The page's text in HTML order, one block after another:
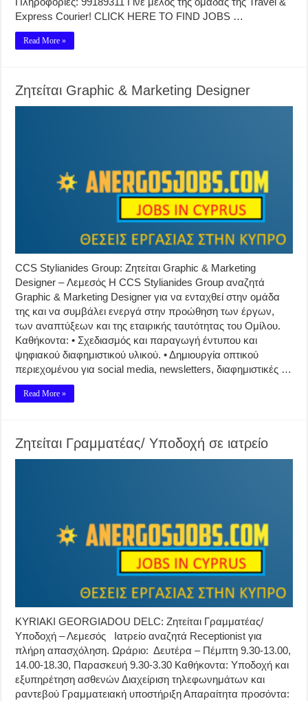
Express Courier! CLICK HERE TO FIND JOBS …
Read More »
Ζητείται Graphic & Marketing Designer
CCS Stylianides Group: Ζητείται Graphic & Marketing
Designer – Λεμεσός Η CCS Stylianides Group αναζητά
Graphic & Marketing Designer για να ενταχθεί στην ομάδα
της και να συμβάλει ενεργά στην προώθηση των έργων,
των αναπτύξεων και της εταιρικής ταυτότητας του Ομίλου.
Καθήκοντα: • Σχεδιασμός και παραγωγή έντυπου και
ψηφιακού διαφημιστικού υλικού. • Δημιουργία οπτικού
περιεχομένου για social media, newsletters, διαφημιστικές …
Read More »
Ζητείται Γραμματέας/ Υποδοχή σε ιατρείο
KYRIAKI GEORGIADOU DELC: Ζητείται Γραμματέας/
Υποδοχή – Λεμεσός Ιατρείο αναζητά Receptionist για
πλήρη απασχόληση. Ωράριο: Δευτέρα – Πέμπτη 9.30-13.00,
14.00-18.30, Παρασκευή 9.30-3.30 Καθήκοντα: Υποδοχή και
εξυπηρέτηση ασθενών Διαχείριση τηλεφωνημάτων και
ραντεβού Γραμματειακή υποστήριξη Απαραίτητα προσόντα: